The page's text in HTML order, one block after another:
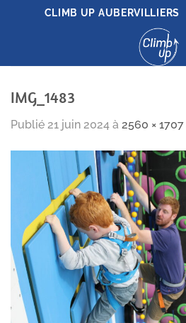
CLIMB UP AUBERVILLIERS
IMG_1483
Publié 21 juin 2024 à 2560 × 1707